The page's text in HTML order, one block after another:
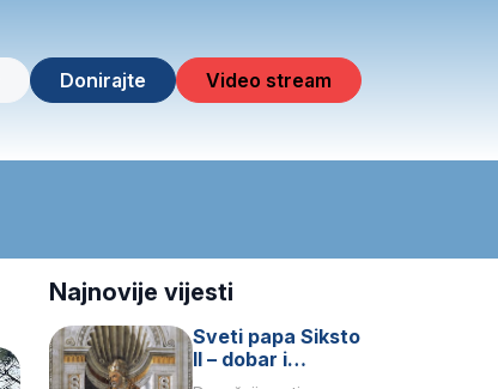
Donirajte Video stream
Najnovije vijesti
Sveti papa Siksto
II – dobar i
miroljubiv pastir